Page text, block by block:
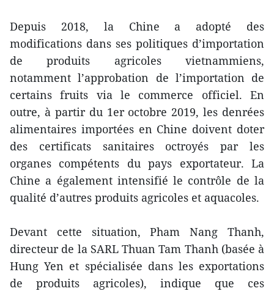
Depuis 2018, la Chine a adopté des
modifications dans ses politiques d’importation
de produits agricoles vietnammiens,
notamment l’approbation de l’importation de
certains fruits via le commerce officiel. En
outre, à partir du 1er octobre 2019, les denrées
alimentaires importées en Chine doivent doter
des certificats sanitaires octroyés par les
organes compétents du pays exportateur. La
Chine a également intensifié le contrôle de la
qualité d’autres produits agricoles et aquacoles.
Devant cette situation, Pham Nang Thanh,
directeur de la SARL Thuan Tam Thanh (basée à
Hung Yen et spécialisée dans les exportations
de produits agricoles), indique que ces